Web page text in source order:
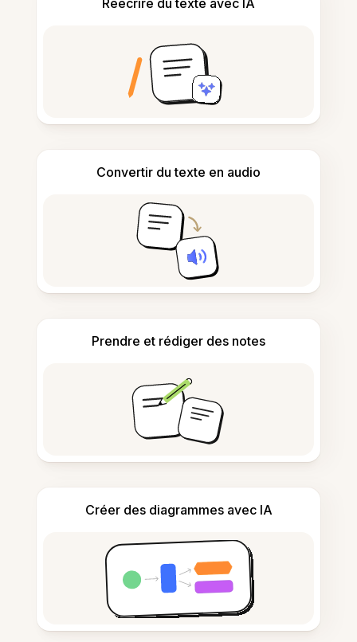
Réécrire du texte avec IA
Convertir du texte en audio
Prendre et rédiger des notes
Créer des diagrammes avec IA